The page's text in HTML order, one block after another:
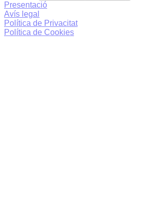
Presentació
Avís legal
Política de Privacitat
Política de Cookies